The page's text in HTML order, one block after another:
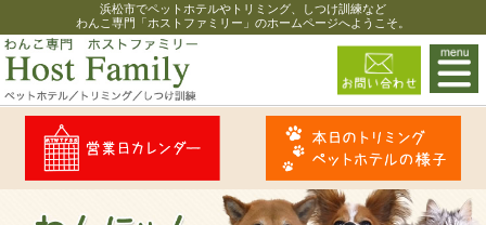
浜松市でペットホテルやトリミング、しつけ訓練など
わんこ専門「ホストファミリー」のホームページへようこそ。